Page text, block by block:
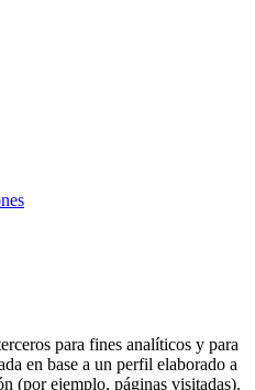
para fines analíticos y para
en base a un perfil elaborado a
(por ejemplo, páginas visitadas).